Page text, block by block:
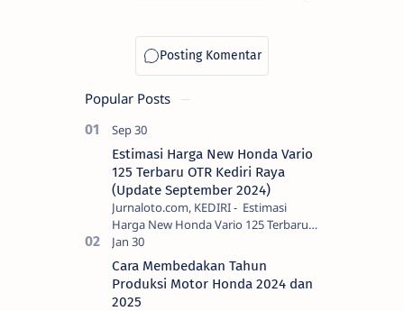
Popular Posts
Estimasi Harga New Honda Vario
125 Terbaru OTR Kediri Raya
(Update September 2024)
Jurnaloto.com, KEDIRI - Estimasi
Harga New Honda Vario 125 Terbaru
OTR Kediri Raya (Update September
2024) Brosis sekalian, PT Astra Honda
Motor (AH…
Cara Membedakan Tahun
Produksi Motor Honda 2024 dan
2025